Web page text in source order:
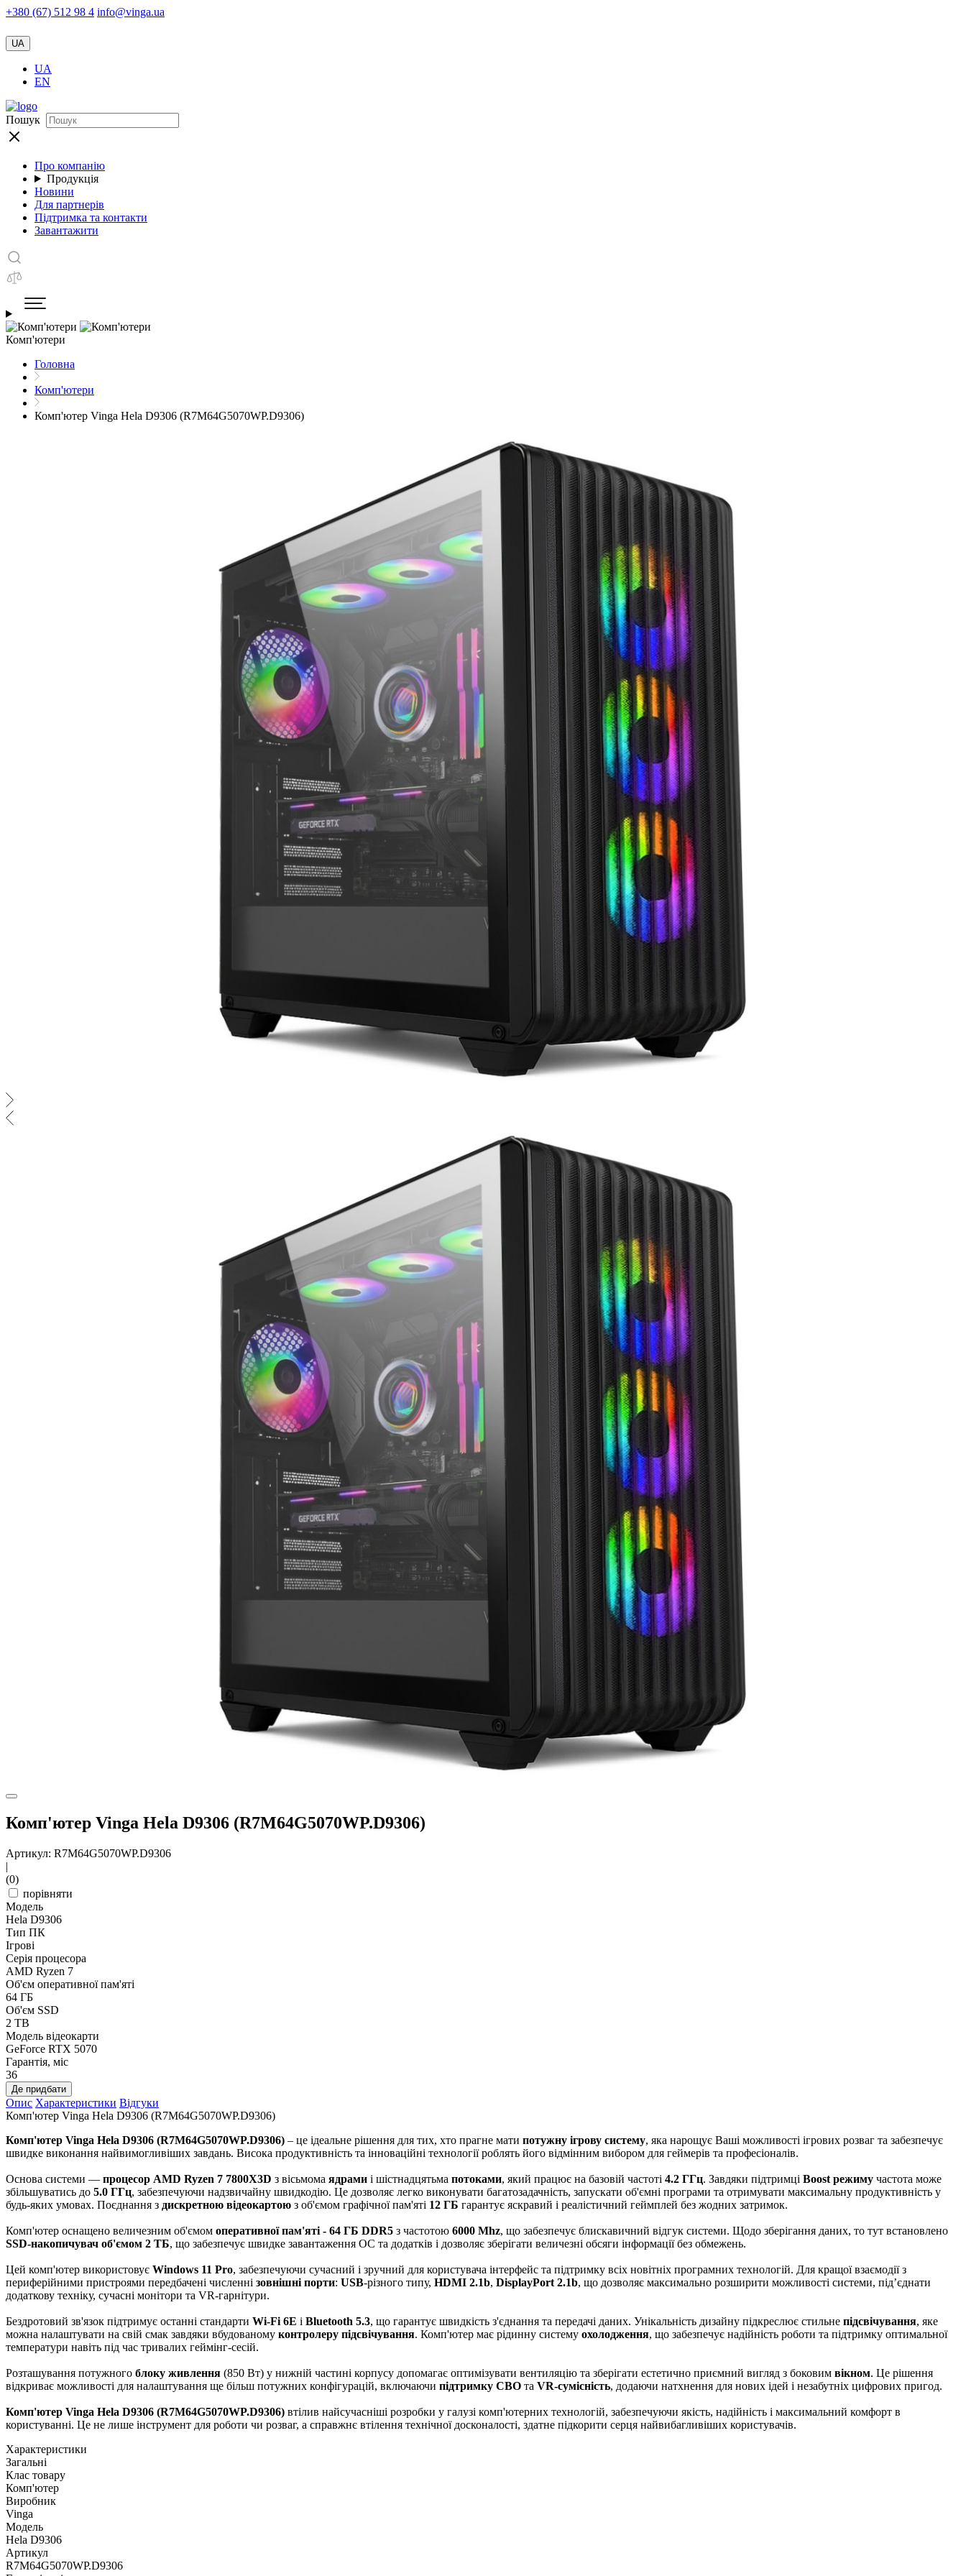
+380 (67) 512 98 4 info@vinga.ua
UA
UA
EN
Пошук
Про компанію
Продукція
Новини
Для партнерів
Підтримка та контакти
Завантажити
Комп'ютери
Головна
Комп'ютери
Комп'ютер Vinga Hela D9306 (R7M64G5070WP.D9306)
Комп'ютер Vinga Hela D9306 (R7M64G5070WP.D9306)
Артикул: R7M64G5070WP.D9306
|
(0)
порівняти
Модель
Hela D9306
Тип ПК
Ігрові
Серія процесора
AMD Ryzen 7
Об'єм оперативної пам'яті
64 ГБ
Об'єм SSD
2 TB
Модель відеокарти
GeForce RTX 5070
Гарантія, міс
36
Де придбати
Опис Характеристики Відгуки
Комп'ютер Vinga Hela D9306 (R7M64G5070WP.D9306)
Комп'ютер Vinga Hela D9306 (R7M64G5070WP.D9306) ‒ це ідеальне рішення для тих, хто прагне мати потужну ігрову систему, яка нарощує Ваші можливості ігрових розваг та забезпечує
швидке виконання найвимогливіших завдань. Висока продуктивність та інноваційні технології роблять його відмінним вибором для геймерів та професіоналів.
Основа системи — процесор AMD Ryzen 7 7800X3D з вісьмома ядрами і шістнадцятьма потоками, який працює на базовій частоті 4.2 ГГц. Завдяки підтримці Boost режиму частота може
збільшуватись до 5.0 ГГц, забезпечуючи надзвичайну швидкодію. Це дозволяє легко виконувати багатозадачність, запускати об'ємні програми та отримувати максимальну продуктивність у
будь-яких умовах. Поєднання з дискретною відеокартою з об'ємом графічної пам'яті 12 ГБ гарантує яскравий і реалістичний геймплей без жодних затримок.
Комп'ютер оснащено величезним об'ємом оперативної пам'яті - 64 ГБ DDR5 з частотою 6000 Mhz, що забезпечує блискавичний відгук системи. Щодо зберігання даних, то тут встановлено
SSD-накопичувач об'ємом 2 ТБ, що забезпечує швидке завантаження ОС та додатків і дозволяє зберігати величезні обсяги інформації без обмежень.
Цей комп'ютер використовує Windows 11 Pro, забезпечуючи сучасний і зручний для користувача інтерфейс та підтримку всіх новітніх програмних технологій. Для кращої взаємодії з
периферійними пристроями передбачені численні зовнішні порти: USB-різного типу, HDMI 2.1b, DisplayPort 2.1b, що дозволяє максимально розширити можливості системи, під’єднати
додаткову техніку, сучасні монітори та VR-гарнітури.
Бездротовий зв'язок підтримує останні стандарти Wi-Fi 6E і Bluetooth 5.3, що гарантує швидкість з'єднання та передачі даних. Унікальність дизайну підкреслює стильне підсвічування, якe
можна налаштувати на свій смак завдяки вбудованому контролеру підсвічування. Комп'ютер має рідинну систему охолодження, що забезпечує надійність роботи та підтримку оптимальної
температури навіть під час тривалих геймінг-сесій.
Розташування потужного блоку живлення (850 Вт) у нижній частині корпусу допомагає оптимізувати вентиляцію та зберігати естетично приємний вигляд з боковим вікном. Це рішення
відкриває можливості для налаштування ще більш потужних конфігурацій, включаючи підтримку СВО та VR-сумісність, додаючи натхнення для нових ідей і незабутніх цифрових пригод.
Комп'ютер Vinga Hela D9306 (R7M64G5070WP.D9306) втілив найсучасніші розробки у галузі комп'ютерних технологій, забезпечуючи якість, надійність і максимальний комфорт в
користуванні. Це не лише інструмент для роботи чи розваг, а справжнє втілення технічної досконалості, здатне підкорити серця найвибагливіших користувачів.
Характеристики
Загальні
Клас товару
Комп'ютер
Виробник
Vinga
Модель
Hela D9306
Артикул
R7M64G5070WP.D9306